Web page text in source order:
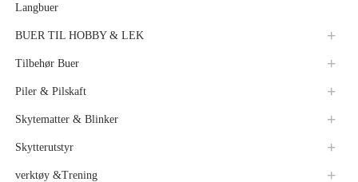
Langbuer
BUER TIL HOBBY & LEK
Tilbehør Buer
Piler & Pilskaft
Skytematter & Blinker
Skytterutstyr
verktøy &Trening